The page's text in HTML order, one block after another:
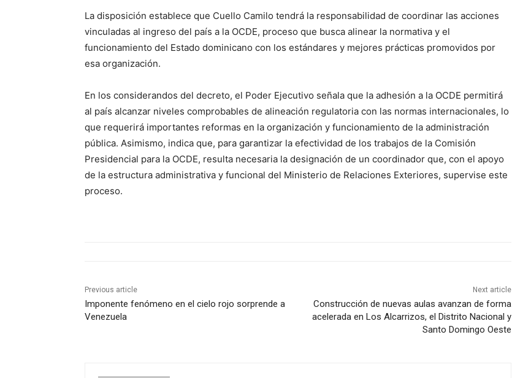
La disposición establece que Cuello Camilo tendrá la responsabilidad de coordinar las acciones
vinculadas al ingreso del país a la OCDE, proceso que busca alinear la normativa y el
funcionamiento del Estado dominicano con los estándares y mejores prácticas promovidos por
esa organización.
En los considerandos del decreto, el Poder Ejecutivo señala que la adhesión a la OCDE permitirá
al país alcanzar niveles comprobables de alineación regulatoria con las normas internacionales, lo
que requerirá importantes reformas en la organización y funcionamiento de la administración
pública. Asimismo, indica que, para garantizar la efectividad de los trabajos de la Comisión
Presidencial para la OCDE, resulta necesaria la designación de un coordinador que, con el apoyo
de la estructura administrativa y funcional del Ministerio de Relaciones Exteriores, supervise este
proceso.
Previous article
Imponente fenómeno en el cielo rojo sorprende a
Venezuela
Next article
Construcción de nuevas aulas avanzan de forma
acelerada en Los Alcarrizos, el Distrito Nacional y
Santo Domingo Oeste